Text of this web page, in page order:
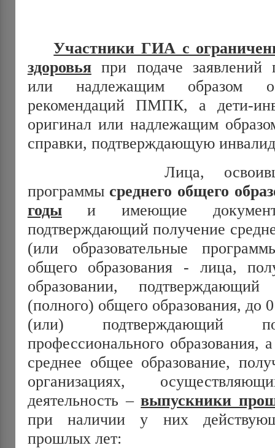
Участники ГИА с
здоровьяпри подаче заявлений
или надлежащим образом
рекомендаций ПМПК, а дети-
оригинал или надлежащим
справки, подтверждающую
Лица, освоившие
программы среднего общего
годыи имеющие документ
подтверждающий получение
(или образовательные
общего образования - лица,
образовании,
(полного) общего образования, до
(или) подтверждающий
профессионального
среднее общее образование,
организациях,
деятельность –выпускники
при наличии у них
прошлых лет: